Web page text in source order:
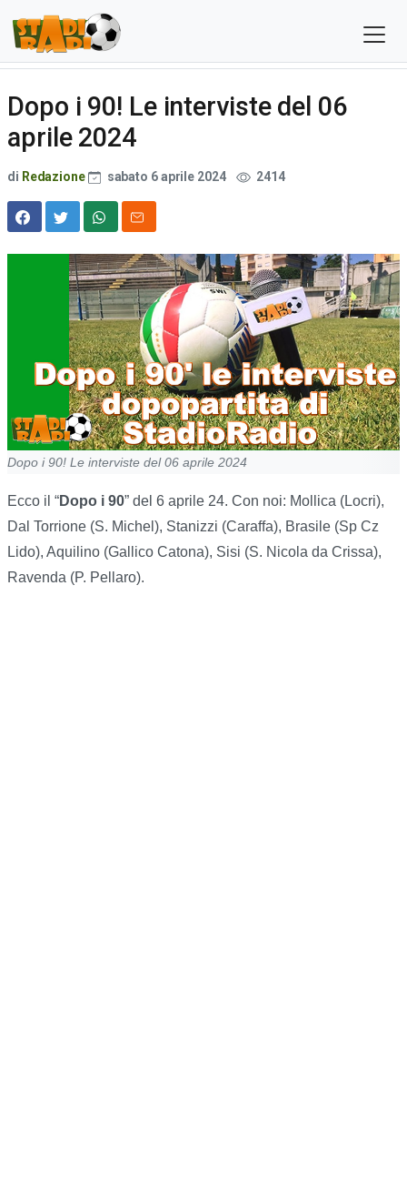
Dopo i 90! Le interviste del 06
aprile 2024
di Redazione sabato 6 aprile 2024 2414
Dopo i 90! Le interviste del 06 aprile 2024
Ecco il “Dopo i 90” del 6 aprile 24. Con noi: Mollica (Locri),
Dal Torrione (S. Michel), Stanizzi (Caraffa), Brasile (Sp Cz
Lido), Aquilino (Gallico Catona), Sisi (S. Nicola da Crissa),
Ravenda (P. Pellaro).